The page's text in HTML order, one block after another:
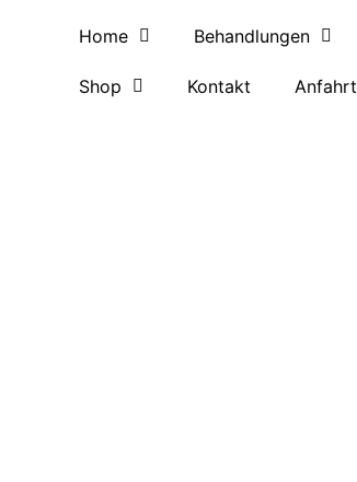
Home Behandlungen
Shop Kontakt Anfahrt